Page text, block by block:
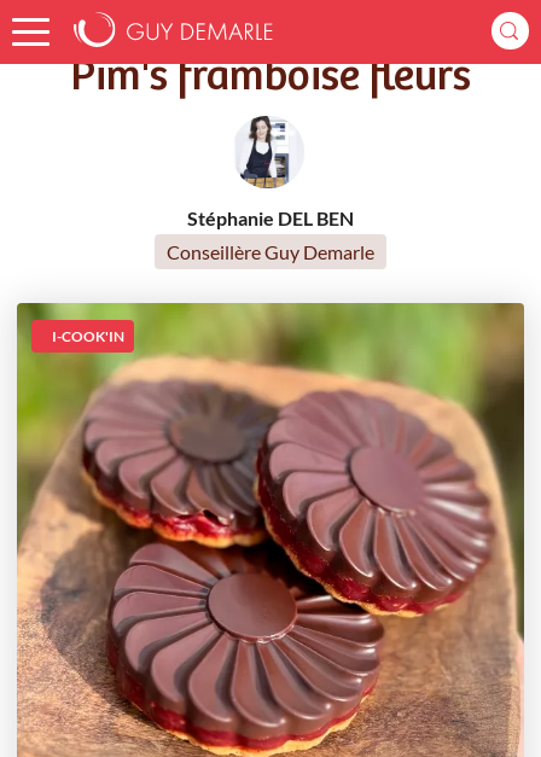
Accueil Recettes Pim's framboise fleurs
Pim's framboise fleurs
Stéphanie DEL BEN
Conseillère Guy Demarle
I-COOK'IN